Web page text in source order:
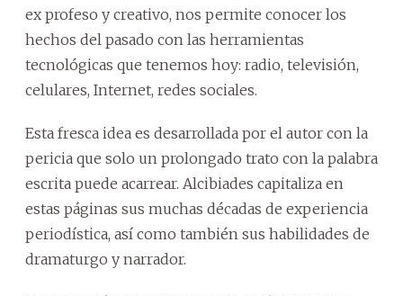
ex profeso y creativo, nos permite conocer los
hechos del pasado con las herramientas
tecnológicas que tenemos hoy: radio, televisión,
celulares, Internet, redes sociales.
Esta fresca idea es desarrollada por el autor con la
pericia que solo un prolongado trato con la palabra
escrita puede acarrear. Alcibiades capitaliza en
estas páginas sus muchas décadas de experiencia
periodística, así como también sus habilidades de
dramaturgo y narrador.